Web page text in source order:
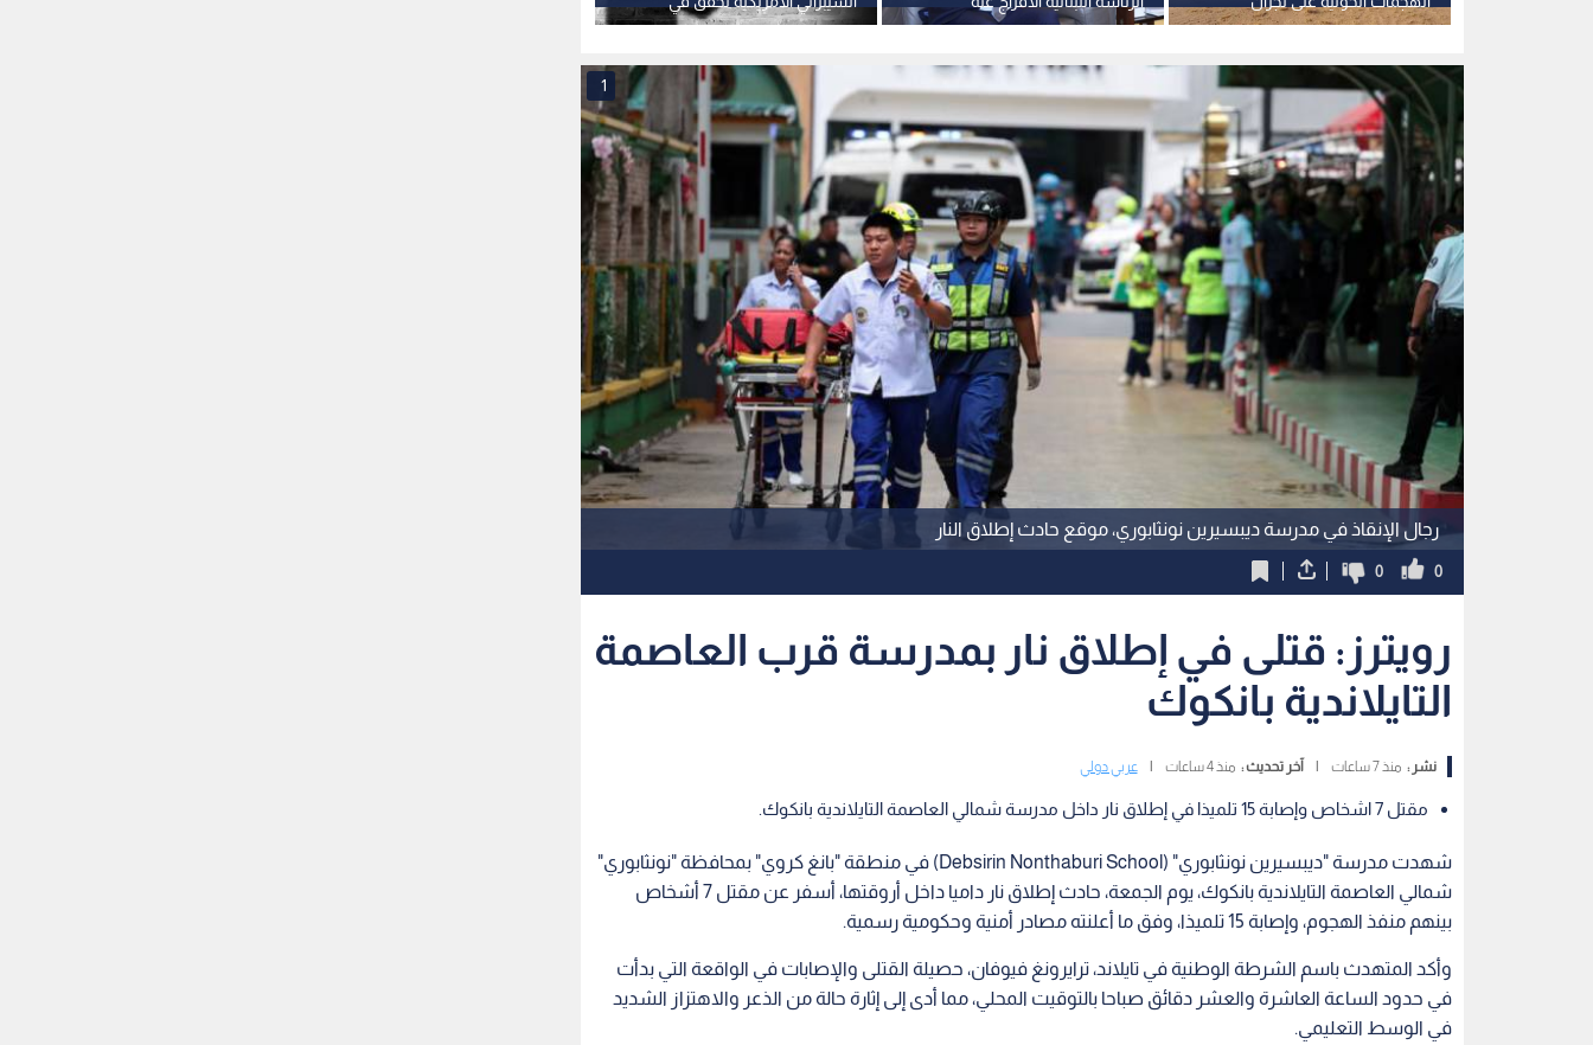
"عنقود انتحار" بمقرها
لظروف صحية حرجة
والمواقع الحكومية باليمن
رجال الإنقاذ في مدرسة ديبسيرين نونثابوري، موقع حادث إطلاق النار
1
0
0
رويترز: قتلى في إطلاق نار بمدرسة قرب العاصمة
التايلاندية بانكوك
نشر : منذ 7 ساعات آخر تحديث : منذ 4 ساعات عربي دولي
مقتل 7 اشخاص وإصابة 15 تلميذا في إطلاق نار داخل مدرسة شمالي العاصمة التايلاندية بانكوك.
شهدت مدرسة "ديبسيرين نونثابوري" (Debsirin Nonthaburi School) في منطقة "بانغ كروي" بمحافظة "نونثابوري"
شمالي العاصمة التايلاندية بانكوك، يوم الجمعة، حادث إطلاق نار داميا داخل أروقتها، أسفر عن مقتل 7 أشخاص
بينهم منفذ الهجوم، وإصابة 15 تلميذا، وفق ما أعلنته مصادر أمنية وحكومية رسمية.
وأكد المتهدث باسم الشرطة الوطنية في تايلاند، ترايرونغ فيوفان، حصيلة القتلى والإصابات في الواقعة التي بدأت
في حدود الساعة العاشرة والعشر دقائق صباحا بالتوقيت المحلي، مما أدى إلى إثارة حالة من الذعر والاهتزاز الشديد
في الوسط التعليمي.